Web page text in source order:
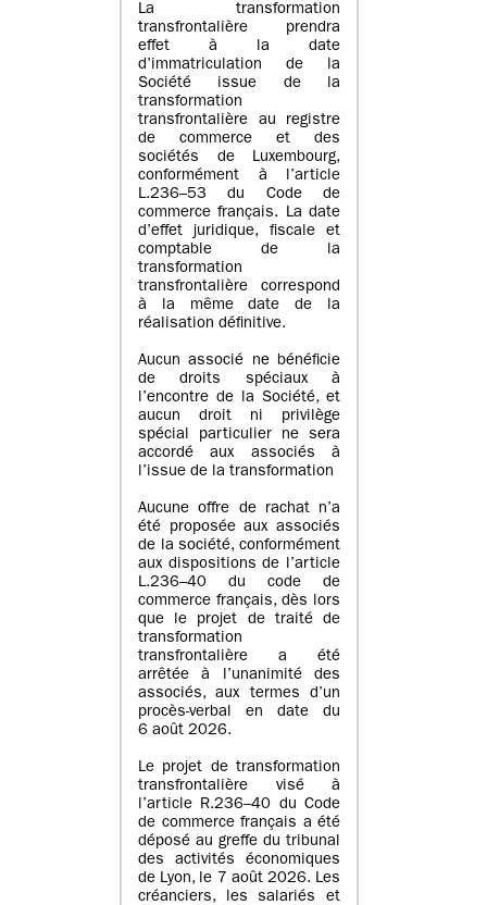
La transformation
transfrontalière prendra
effet à la date
d’immatriculation de la
Société issue de la
transformation
transfrontalière au registre
de commerce et des
sociétés de Luxembourg,
conformément à l’article
L.236–53 du Code de
commerce français. La date
d’effet juridique, fiscale et
comptable de la
transformation
transfrontalière correspond
à la même date de la
réalisation définitive.
Aucun associé ne bénéficie
de droits spéciaux à
l’encontre de la Société, et
aucun droit ni privilège
spécial particulier ne sera
accordé aux associés à
l’issue de la transformation
Aucune offre de rachat n’a
été proposée aux associés
de la société, conformément
aux dispositions de l’article
L.236–40 du code de
commerce français, dès lors
que le projet de traité de
transformation
transfrontalière a été
arrêtée à l’unanimité des
associés, aux termes d’un
procès-verbal en date du
6 août 2026.
Le projet de transformation
transfrontalière visé à
l’article R.236–40 du Code
de commerce français a été
déposé au greffe du tribunal
des activités économiques
de Lyon, le 7 août 2026. Les
créanciers, les salariés et